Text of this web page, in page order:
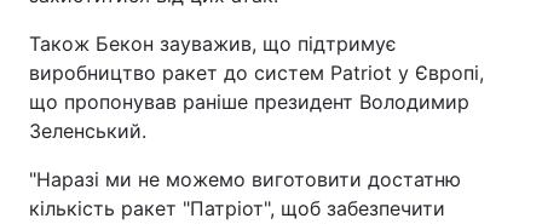
Також Бекон зауважив, що підтримує
виробництво ракет до систем Patriot у Європі,
що пропонував раніше президент Володимир
Зеленський.
"Наразі ми не можемо виготовити достатню
кількість ракет "Патріот", щоб забезпечити